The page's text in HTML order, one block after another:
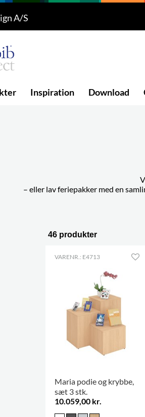
5
A/S
Inspiration Download
– eller lav feriepakker med en
46 produkter
VARENR.: E4713
Maria podie og krybbe,
sæt 3 stk.
10.059,00 kr.